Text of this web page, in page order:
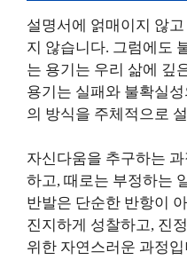
설명서에 얽매이지 않
지 않습니다. 그럼에도
는 용기는 우리 삶에 깊
용기는 실패와 불확실
의 방식을 주체적으로
자신다움을 추구하는
하고, 때로는 부정하는
반발은 단순한 반항이
진지하게 성찰하고, 진
위한 자연스러운 과정